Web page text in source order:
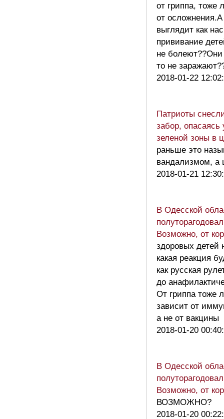
от гриппа, тоже
от
выглядит как
прививание
не
то не
2018-01-22
Патриоты
забор, опасаясь
зеленой зоны в
раньше это
вандализмом, а
2018-01-21
В Одесской
Возможно, от
здоровых детей
какая реакция
как русская
до
От гриппа тоже
зависит от
а не от вакцины
2018-01-20
В Одесской
Возможно, от
ВОЗМОЖНО?
2018-01-20